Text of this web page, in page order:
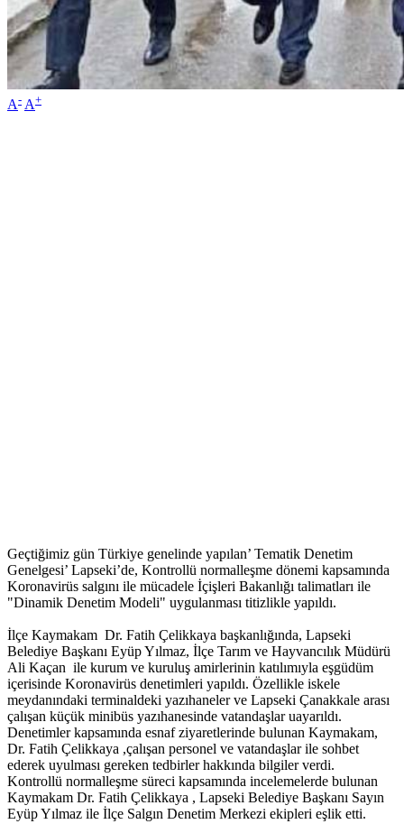
A- A+
Geçtiğimiz gün Türkiye genelinde yapılan’ Tematik Denetim
Genelgesi’ Lapseki’de, Kontrollü normalleşme dönemi kapsamında
Koronavirüs salgını ile mücadele İçişleri Bakanlığı talimatları ile
"Dinamik Denetim Modeli" uygulanması titizlikle yapıldı.
İlçe Kaymakam Dr. Fatih Çelikkaya başkanlığında, Lapseki
Belediye Başkanı Eyüp Yılmaz, İlçe Tarım ve Hayvancılık Müdürü
Ali Kaçan ile kurum ve kuruluş amirlerinin katılımıyla eşgüdüm
içerisinde Koronavirüs denetimleri yapıldı. Özellikle iskele
meydanındaki terminaldeki yazıhaneler ve Lapseki Çanakkale arası
çalışan küçük minibüs yazıhanesinde vatandaşlar uayarıldı.
Denetimler kapsamında esnaf ziyaretlerinde bulunan Kaymakam,
Dr. Fatih Çelikkaya ,çalışan personel ve vatandaşlar ile sohbet
ederek uyulması gereken tedbirler hakkında bilgiler verdi.
Kontrollü normalleşme süreci kapsamında incelemelerde bulunan
Kaymakam Dr. Fatih Çelikkaya , Lapseki Belediye Başkanı Sayın
Eyüp Yılmaz ile İlçe Salgın Denetim Merkezi ekipleri eşlik etti.